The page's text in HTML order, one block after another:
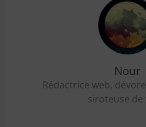
Nour
Rédactrice web,
siroteuse de